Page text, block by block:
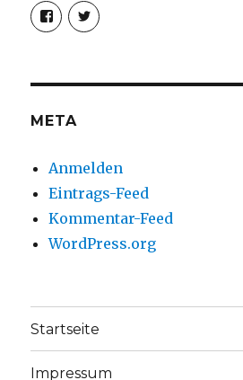
Profil
von
christoph.fleischer1
anzeigen
Profil
von
anzeigen
META
Anmelden
Eintrags-Feed
Kommentar-Feed
WordPress.org
Startseite
Impressum